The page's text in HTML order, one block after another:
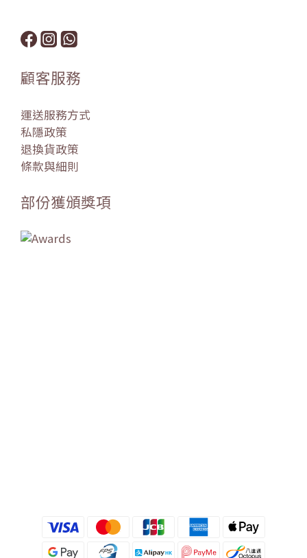
顧客服務
運送服務方式
私隱政策
退換貨政策
條款與細則
部份獲頒獎項